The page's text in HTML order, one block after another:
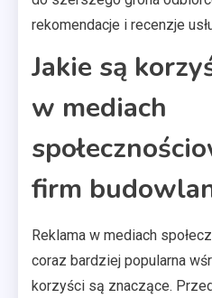
rekomendacje i recenzje
Jakie są
w mediach
firm
Reklama w mediach
coraz bardziej popularna
korzyści są znaczące.